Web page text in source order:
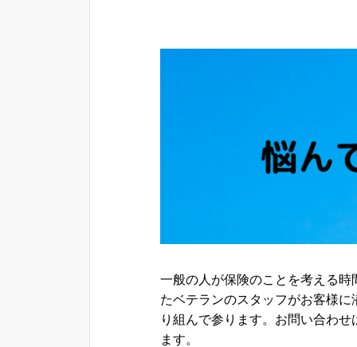
一般の人が保険のことを考える
たベテランのスタッフがお客様
り組んで参ります。お問い合わ
ます。